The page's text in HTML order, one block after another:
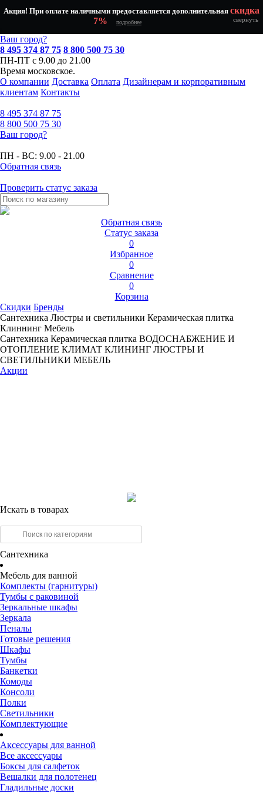
Акция! При оплате наличными предоставляется дополнительная скидка
7%
подробнее свернуть
Ваш город?
8 495 374 87 75 8 800 500 75 30
ПН-ПТ с 9.00 до 21.00
Время московское.
О компании Доставка Оплата Дизайнерам и корпоративным
клиентам Контакты
8 495 374 87 75
8 800 500 75 30
Ваш город?
ПН - ВС: 9.00 - 21.00
Обратная связь
Проверить статус заказа
Обратная связь
Статус заказа
0
Избранное
0
Сравнение
0
Корзина
Скидки Бренды
Сантехника Люстры и светильники Керамическая плитка
Клиннинг Мебель
Сантехника Керамическая плитка ВОДОСНАБЖЕНИЕ И
ОТОПЛЕНИЕ КЛИМАТ КЛИНИНГ ЛЮСТРЫ И
СВЕТИЛЬНИКИ МЕБЕЛЬ
Акции
Искать в товарах
Сантехника
Мебель для ванной
Комплекты (гарнитуры)
Тумбы с раковиной
Зеркальные шкафы
Зеркала
Пеналы
Готовые решения
Шкафы
Тумбы
Банкетки
Комоды
Консоли
Полки
Светильники
Комплектующие
Аксессуары для ванной
Все аксессуары
Боксы для салфеток
Вешалки для полотенец
Гладильные доски